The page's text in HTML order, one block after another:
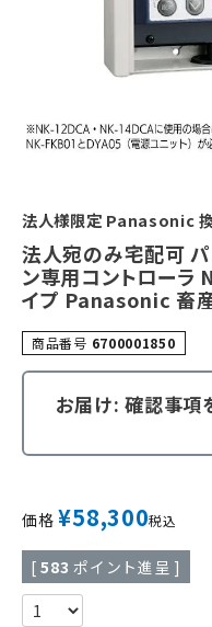
法人様限定 Panasonic
法人宛のみ宅配可 パ
ン専用コントローラ
イプ Panasonic 畜
商品番号 6700001850
お届け: 確認事項
価格 ¥58,300税込
[ 583 ポイント進呈 ]